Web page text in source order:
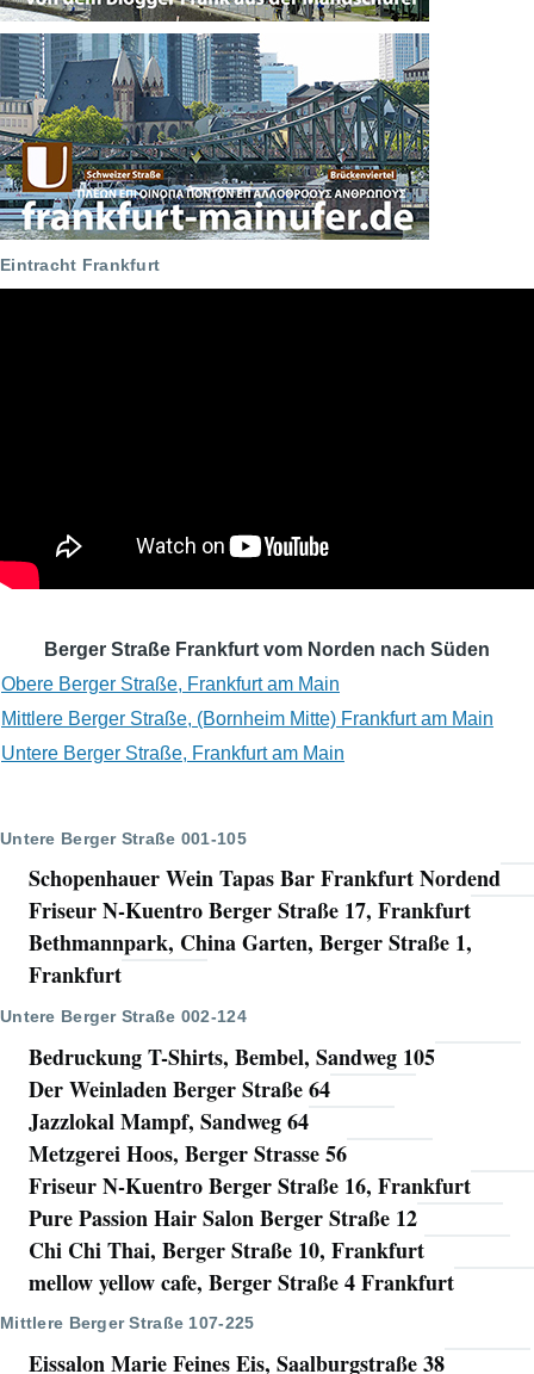
Eintracht Frankfurt
Berger Straße Frankfurt vom Norden nach Süden
Obere Berger Straße, Frankfurt am Main
Mittlere Berger Straße, (Bornheim Mitte) Frankfurt am Main
Untere Berger Straße, Frankfurt am Main
Untere Berger Straße 001-105
Schopenhauer Wein Tapas Bar Frankfurt Nordend
Friseur N-Kuentro Berger Straße 17, Frankfurt
Bethmannpark, China Garten, Berger Straße 1,
Frankfurt
Untere Berger Straße 002-124
Bedruckung T-Shirts, Bembel, Sandweg 105
Der Weinladen Berger Straße 64
Jazzlokal Mampf, Sandweg 64
Metzgerei Hoos, Berger Strasse 56
Friseur N-Kuentro Berger Straße 16, Frankfurt
Pure Passion Hair Salon Berger Straße 12
Chi Chi Thai, Berger Straße 10, Frankfurt
mellow yellow cafe, Berger Straße 4 Frankfurt
Mittlere Berger Straße 107-225
Eissalon Marie Feines Eis, Saalburgstraße 38